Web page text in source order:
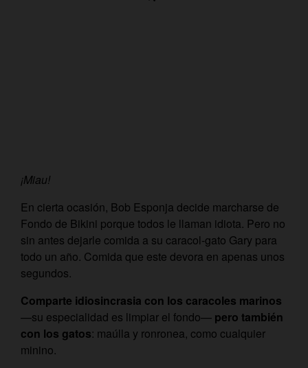
¡Miau!
En cierta ocasión, Bob Esponja decide marcharse de
Fondo de Bikini porque todos le llaman idiota. Pero no
sin antes dejarle comida a su caracol-gato Gary para
todo un año. Comida que este devora en apenas unos
segundos.
Comparte idiosincrasia con los caracoles marinos
—su especialidad es limpiar el fondo— pero también
con los gatos: maúlla y ronronea, como cualquier
minino.